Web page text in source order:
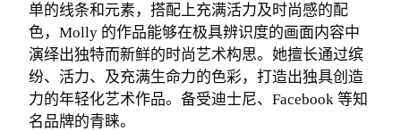
单的线条和元素，搭配上充满活力及时尚感的配
色，Molly 的作品能够在极具辨识度的画面内容中
演绎出独特而新鲜的时尚艺术构思。她擅长通过缤
纷、活力、及充满生命力的色彩，打造出独具创造
力的年轻化艺术作品。备受迪士尼、Facebook 等知
名品牌的青睐。